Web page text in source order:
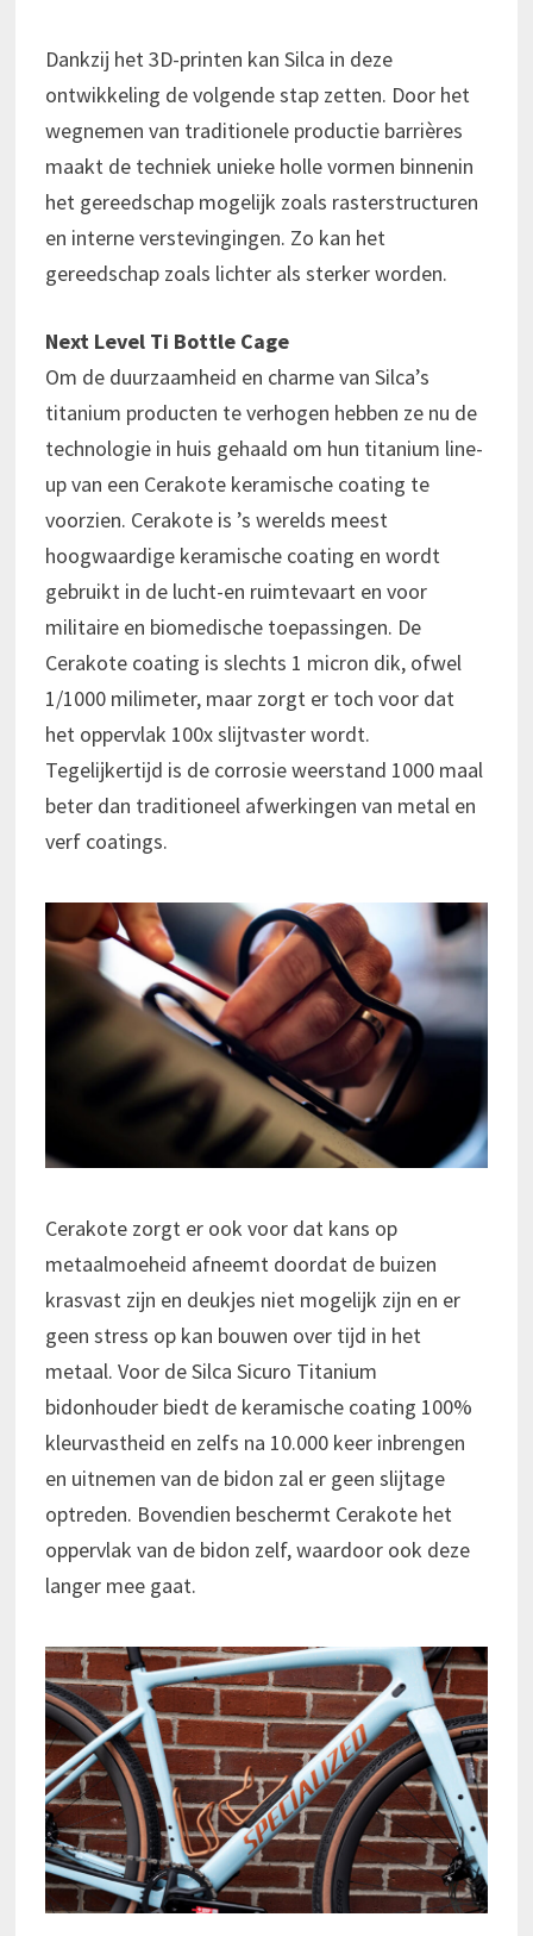
Dankzij het 3D-printen kan Silca in deze
ontwikkeling de volgende stap zetten. Door het
wegnemen van traditionele productie barrières
maakt de techniek unieke holle vormen binnenin
het gereedschap mogelijk zoals rasterstructuren
en interne verstevingingen. Zo kan het
gereedschap zoals lichter als sterker worden.
Next Level Ti Bottle Cage
Om de duurzaamheid en charme van Silca’s
titanium producten te verhogen hebben ze nu de
technologie in huis gehaald om hun titanium line-
up van een Cerakote keramische coating te
voorzien. Cerakote is ’s werelds meest
hoogwaardige keramische coating en wordt
gebruikt in de lucht-en ruimtevaart en voor
militaire en biomedische toepassingen. De
Cerakote coating is slechts 1 micron dik, ofwel
1/1000 milimeter, maar zorgt er toch voor dat
het oppervlak 100x slijtvaster wordt.
Tegelijkertijd is de corrosie weerstand 1000 maal
beter dan traditioneel afwerkingen van metal en
verf coatings.
Cerakote zorgt er ook voor dat kans op
metaalmoeheid afneemt doordat de buizen
krasvast zijn en deukjes niet mogelijk zijn en er
geen stress op kan bouwen over tijd in het
metaal. Voor de Silca Sicuro Titanium
bidonhouder biedt de keramische coating 100%
kleurvastheid en zelfs na 10.000 keer inbrengen
en uitnemen van de bidon zal er geen slijtage
optreden. Bovendien beschermt Cerakote het
oppervlak van de bidon zelf, waardoor ook deze
langer mee gaat.